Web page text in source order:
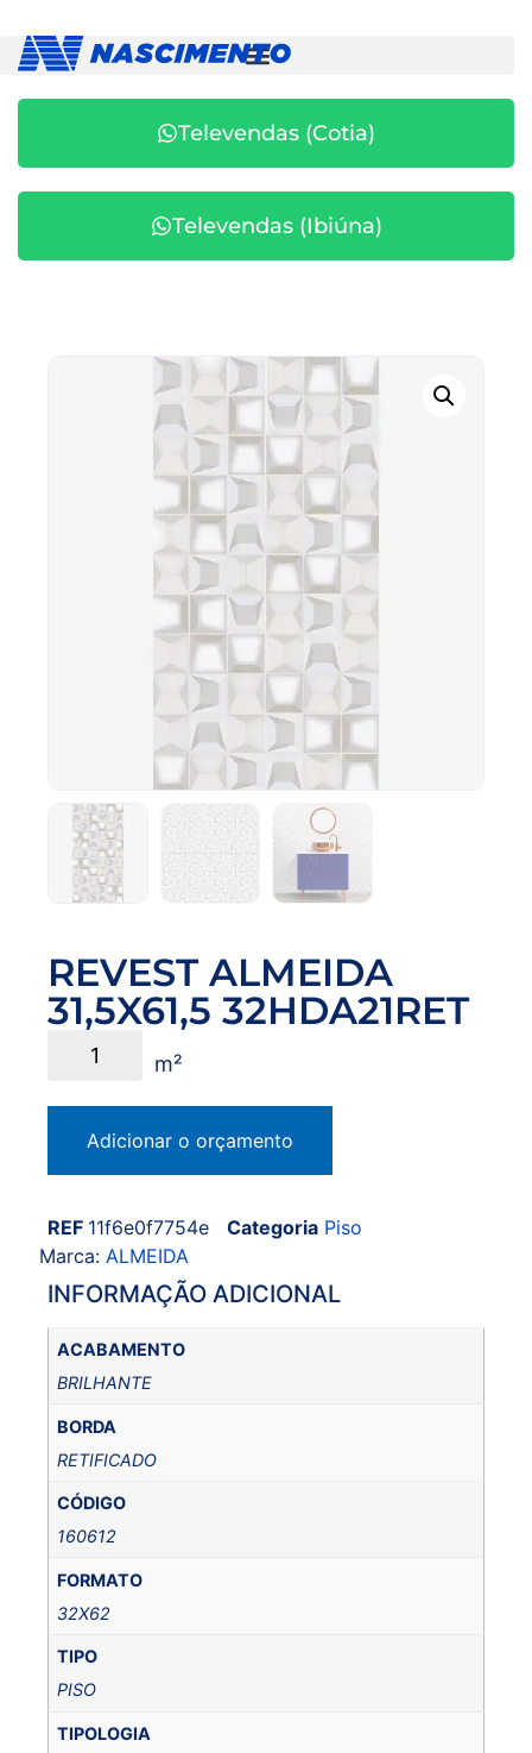
Televendas (Cotia)
Televendas (Ibiúna)
REVEST ALMEIDA
31,5X61,5 32HDA21RET
Adicionar o orçamento
REF 11f6e0f7754e Categoria Piso
Marca: ALMEIDA
INFORMAÇÃO ADICIONAL
ACABAMENTO
BRILHANTE
BORDA
RETIFICADO
CÓDIGO
160612
FORMATO
32X62
TIPO
PISO
TIPOLOGIA